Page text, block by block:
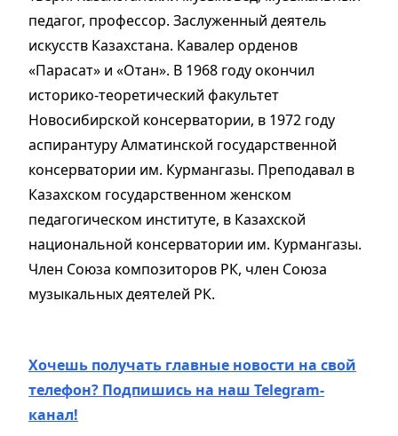
педагог, профессор. Заслуженный деятель
искусств Казахстана. Кавалер орденов
«Парасат» и «Отан». В 1968 году окончил
историко-теоретический факультет
Новосибирской консерватории, в 1972 году
аспирантуру Алматинской государственной
консерватории им. Курмангазы. Преподавал в
Казахском государственном женском
педагогическом институте, в Казахской
национальной консерватории им. Курмангазы.
Член Союза композиторов РК, член Союза
музыкальных деятелей РК.
Хочешь получать главные новости на свой
телефон? Подпишись на наш Telegram-
канал!